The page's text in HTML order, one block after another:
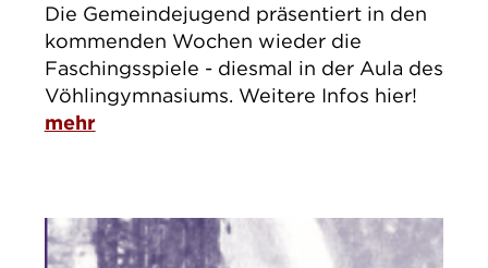
Die Gemeindejugend präsentiert in den
kommenden Wochen wieder die
Faschingsspiele - diesmal in der Aula des
Vöhlingymnasiums. Weitere Infos hier!
mehr